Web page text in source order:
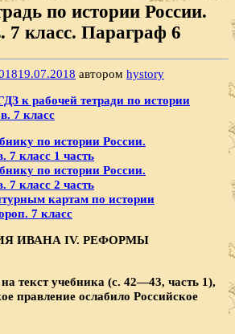
по истории России.
7 класс. Параграф 6
19.07.2018 автором hystory
к рабочей тетради по истории
7 класс
по истории России.
7 класс 1 часть
по истории России.
7 класс 2 часть
картам по истории
7 класс
ИВАНА IV. РЕФОРМЫ
текст учебника (с. 42—43, часть 1),
правление ослабило Российское